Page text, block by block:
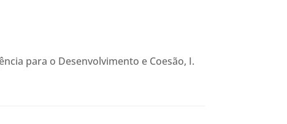
para o Desenvolvimento e Coesão, I.